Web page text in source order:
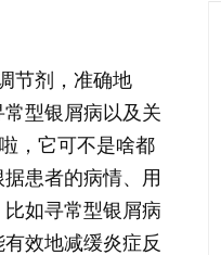
节剂，准确地
型银屑病以及关
，它可不是啥都
患者的病情、用
如寻常型银屑病
效地减缓炎症反